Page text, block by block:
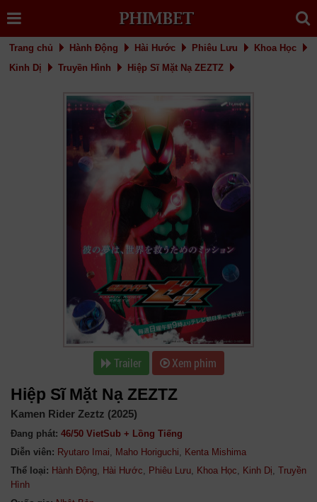
Trang chủ Hành Động Hài Hước Phiêu Lưu
Khoa Học
Kinh Dị
Truyền Hình Hiệp Sĩ Mặt Nạ ZEZTZ
Trailer Xem phim
Hiệp Sĩ Mặt Nạ ZEZTZ
Kamen Rider Zeztz (2025)
Đang phát: 46/50 VietSub + Lồng Tiếng
Diễn viên: Ryutaro Imai, Maho Horiguchi, Kenta Mishima
Thể loại: Hành Động, Hài Hước, Phiêu Lưu, Khoa Học, Kinh Dị, Truyền
Hình